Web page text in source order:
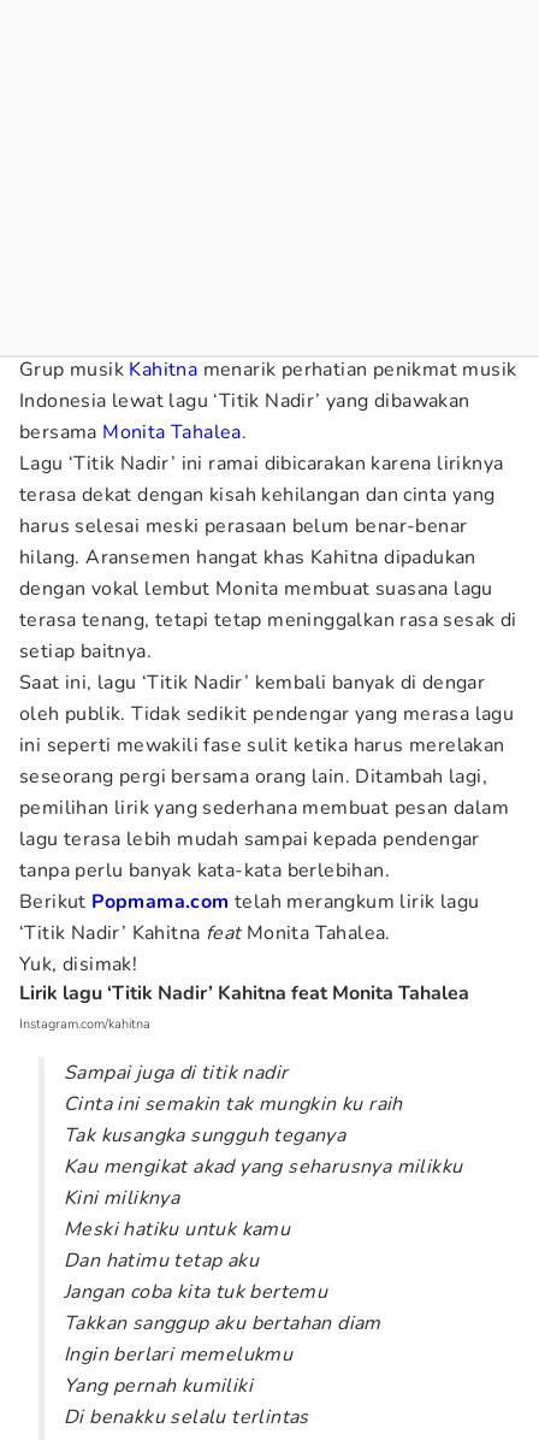
Grup musik Kahitna menarik perhatian penikmat musik
Indonesia lewat lagu ‘Titik Nadir’ yang dibawakan
bersama Monita Tahalea.
Lagu ‘Titik Nadir’ ini ramai dibicarakan karena liriknya
terasa dekat dengan kisah kehilangan dan cinta yang
harus selesai meski perasaan belum benar-benar
hilang. Aransemen hangat khas Kahitna dipadukan
dengan vokal lembut Monita membuat suasana lagu
terasa tenang, tetapi tetap meninggalkan rasa sesak di
setiap baitnya.
Saat ini, lagu ‘Titik Nadir’ kembali banyak di dengar
oleh publik. Tidak sedikit pendengar yang merasa lagu
ini seperti mewakili fase sulit ketika harus merelakan
seseorang pergi bersama orang lain. Ditambah lagi,
pemilihan lirik yang sederhana membuat pesan dalam
lagu terasa lebih mudah sampai kepada pendengar
tanpa perlu banyak kata-kata berlebihan.
Berikut Popmama.com telah merangkum lirik lagu
‘Titik Nadir’ Kahitna featMonita Tahalea.
Yuk, disimak!
Lirik lagu ‘Titik Nadir’ Kahitna feat Monita Tahalea
Instagram.com/kahitna
Sampai juga di titik nadir
Cinta ini semakin tak mungkin ku raih
Tak kusangka sungguh teganya
Kau mengikat akad yang seharusnya milikku
Kini miliknya
Meski hatiku untuk kamu
Dan hatimu tetap aku
Jangan coba kita tuk bertemu
Takkan sanggup aku bertahan diam
Ingin berlari memelukmu
Yang pernah kumiliki
Di benakku selalu terlintas